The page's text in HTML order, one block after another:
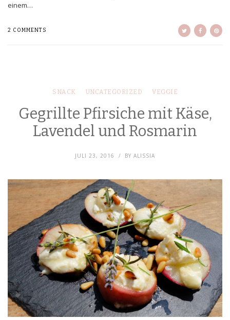
einem…
2 COMMENTS
SNACK UNCATEGORIZED VEGGIE
Gegrillte Pfirsiche mit Käse,
Lavendel und Rosmarin
JULI 23, 2016 BY ALISSIA